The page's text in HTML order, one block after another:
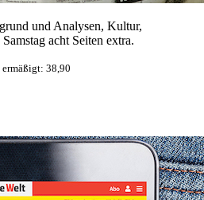
und Analysen, Kultur,
acht Seiten extra.
38,90